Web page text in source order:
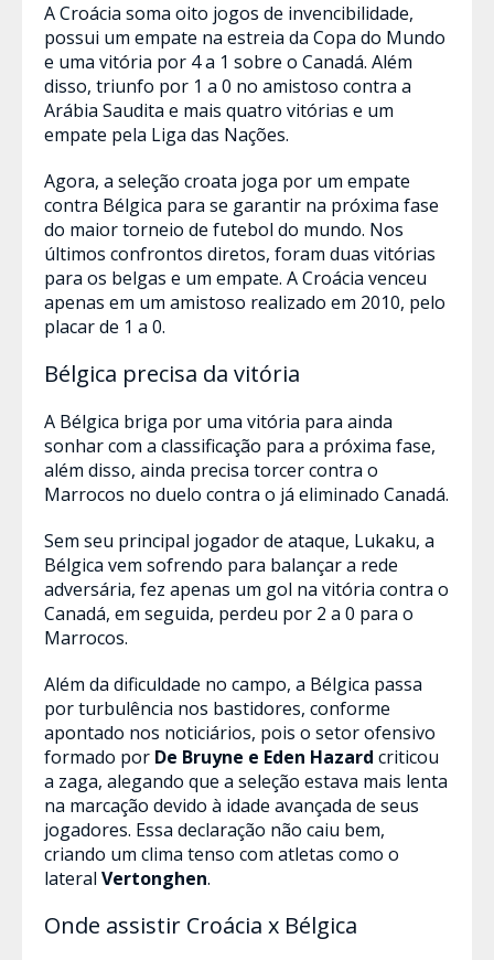
A Croácia soma oito jogos de invencibilidade,
possui um empate na estreia da Copa do Mundo
e uma vitória por 4 a 1 sobre o Canadá. Além
disso, triunfo por 1 a 0 no amistoso contra a
Arábia Saudita e mais quatro vitórias e um
empate pela Liga das Nações.
Agora, a seleção croata joga por um empate
contra Bélgica para se garantir na próxima fase
do maior torneio de futebol do mundo. Nos
últimos confrontos diretos, foram duas vitórias
para os belgas e um empate. A Croácia venceu
apenas em um amistoso realizado em 2010, pelo
placar de 1 a 0.
Bélgica precisa da vitória
A Bélgica briga por uma vitória para ainda
sonhar com a classificação para a próxima fase,
além disso, ainda precisa torcer contra o
Marrocos no duelo contra o já eliminado Canadá.
Sem seu principal jogador de ataque, Lukaku, a
Bélgica vem sofrendo para balançar a rede
adversária, fez apenas um gol na vitória contra o
Canadá, em seguida, perdeu por 2 a 0 para o
Marrocos.
Além da dificuldade no campo, a Bélgica passa
por turbulência nos bastidores, conforme
apontado nos noticiários, pois o setor ofensivo
formado por De Bruyne e Eden Hazard criticou
a zaga, alegando que a seleção estava mais lenta
na marcação devido à idade avançada de seus
jogadores. Essa declaração não caiu bem,
criando um clima tenso com atletas como o
lateral Vertonghen.
Onde assistir Croácia x Bélgica